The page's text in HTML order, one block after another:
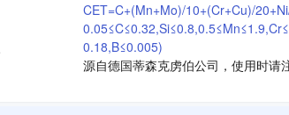
CET=C+(Mn+Mo)/10+(Cr+Cu)/
0.18,B≤0.005)
源自德国蒂森克虏伯公司，使用时请